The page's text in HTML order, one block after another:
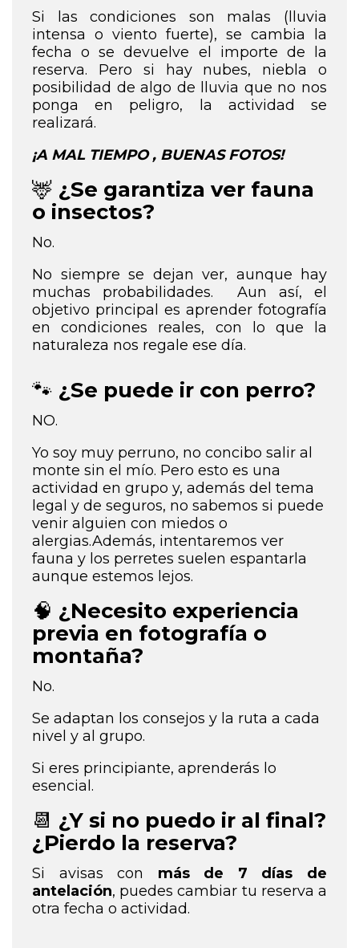
Si las condiciones son malas (lluvia
intensa o viento fuerte), se cambia la
fecha o se devuelve el importe de la
reserva. Pero si hay nubes, niebla o
posibilidad de algo de lluvia que no nos
ponga en peligro, la actividad se
realizará.
¡A MAL TIEMPO , BUENAS FOTOS!
🦌 ¿Se garantiza ver fauna
o insectos?
No.
No siempre se dejan ver, aunque hay
muchas probabilidades. Aun así, el
objetivo principal es aprender fotografía
en condiciones reales, con lo que la
naturaleza nos regale ese día.
🐾 ¿Se puede ir con perro?
NO.
Yo soy muy perruno, no concibo salir al
monte sin el mío. Pero esto es una
actividad en grupo y, además del tema
legal y de seguros, no sabemos si puede
venir alguien con miedos o
alergias.Además, intentaremos ver
fauna y los perretes suelen espantarla
aunque estemos lejos.
🧠 ¿Necesito experiencia
previa en fotografía o
montaña?
No.
Se adaptan los consejos y la ruta a cada
nivel y al grupo.
Si eres principiante, aprenderás lo
esencial.
📆 ¿Y si no puedo ir al final?
¿Pierdo la reserva?
Si avisas con más de 7 días de
antelación, puedes cambiar tu reserva a
otra fecha o actividad.